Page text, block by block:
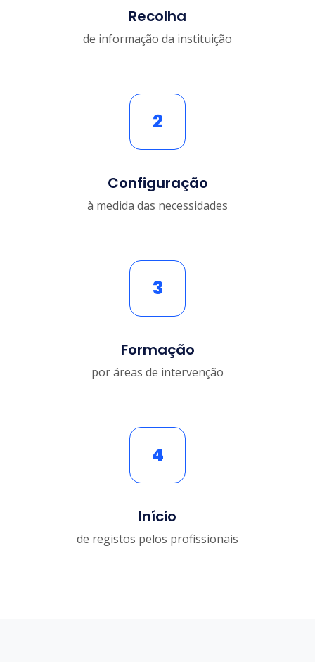
Recolha
de informação da instituição
2
Configuração
à medida das necessidades
3
Formação
por áreas de intervenção
4
Início
de registos pelos profissionais